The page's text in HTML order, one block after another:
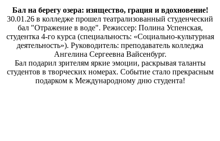
Бал на берегу озера: изящество, грация и вдохновение!
30.01.26 в колледже прошел театрализованный студенческий
бал "Отражение в воде". Режиссер: Полина Успенская,
студентка 4-го курса (специальность: «Социально-культурная
деятельность»). Руководитель: преподаватель колледжа
Ангелина Сергеевна Вайсенбург.
Бал подарил зрителям яркие эмоции, раскрывая таланты
студентов в творческих номерах. Событие стало прекрасным
подарком к Международному дню студента!